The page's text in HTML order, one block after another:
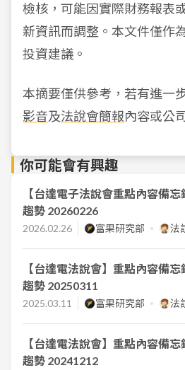
檢核，可能因實際財務報表
新資訊而調整。本文件僅作
投資建議。
本摘要僅供參考，若有進一
影音及法說會簡報內容或公
你可能會有興趣
【台達電子法說會重點內容備
趨勢 20260226
2026.02.26 富果研究部 法
【台達電法說會】重點內容備
趨勢 20250311
2025.03.11 富果研究部 法
【台達電法說會】重點內容備
趨勢 20241212